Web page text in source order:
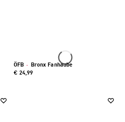
ÖFB · Bronx Fanhaube
€ 24,99